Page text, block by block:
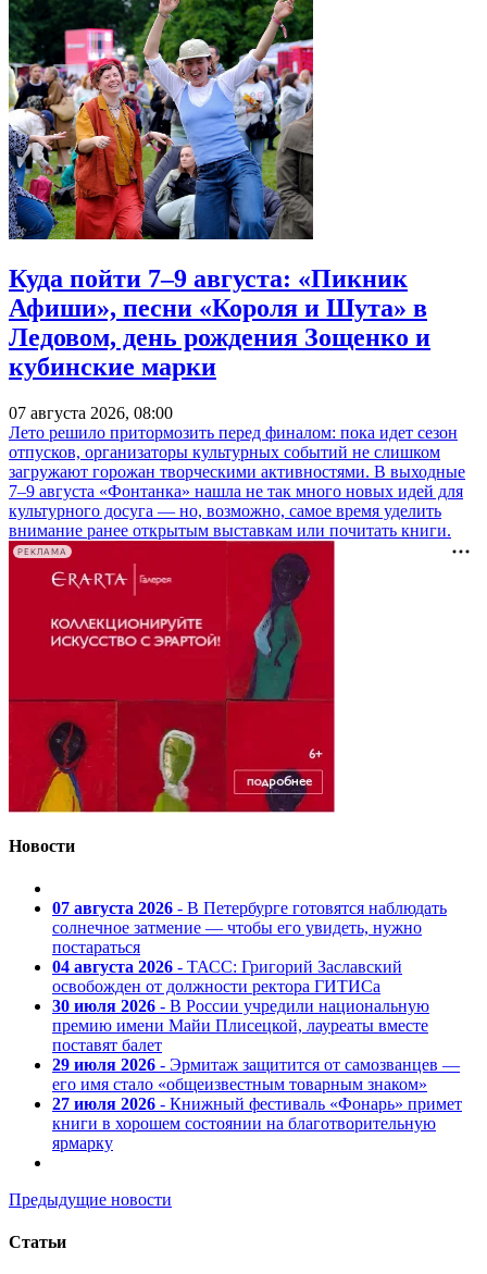
Куда пойти 7–9 августа: «Пикник
Афиши», песни «Короля и Шута» в
Ледовом, день рождения Зощенко и
кубинские марки
07 августа 2026, 08:00
Лето решило притормозить перед финалом: пока идет сезон
отпусков, организаторы культурных событий не слишком
загружают горожан творческими активностями. В выходные
7–9 августа «Фонтанка» нашла не так много новых идей для
культурного досуга — но, возможно, самое время уделить
внимание ранее открытым выставкам или почитать книги.
РЕКЛАМА
Новости
07 августа 2026 - В Петербурге готовятся наблюдать
солнечное затмение — чтобы его увидеть, нужно
постараться
04 августа 2026 - ТАСС: Григорий Заславский
освобожден от должности ректора ГИТИСа
30 июля 2026 - В России учредили национальную
премию имени Майи Плисецкой, лауреаты вместе
поставят балет
29 июля 2026 - Эрмитаж защитится от самозванцев —
его имя стало «общеизвестным товарным знаком»
27 июля 2026 - Книжный фестиваль «Фонарь» примет
книги в хорошем состоянии на благотворительную
ярмарку
Предыдущие новости
Статьи